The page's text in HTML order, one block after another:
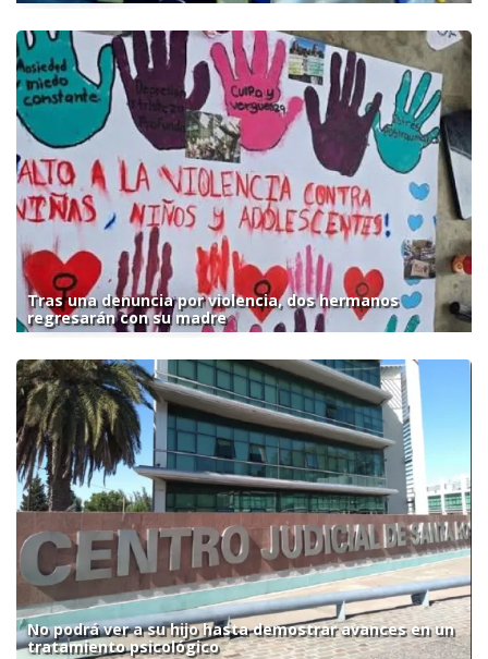
Tras una denuncia por violencia, dos hermanos
regresarán con su madre
No podrá ver a su hijo hasta demostrar avances en un
tratamiento psicológico